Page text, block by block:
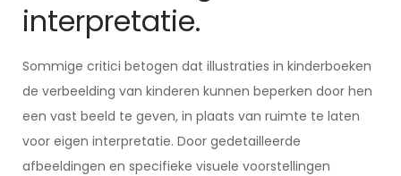
interpretatie.
Sommige critici betogen dat illustraties in kinderboeken
de verbeelding van kinderen kunnen beperken door hen
een vast beeld te geven, in plaats van ruimte te laten
voor eigen interpretatie. Door gedetailleerde
afbeeldingen en specifieke visuele voorstellingen